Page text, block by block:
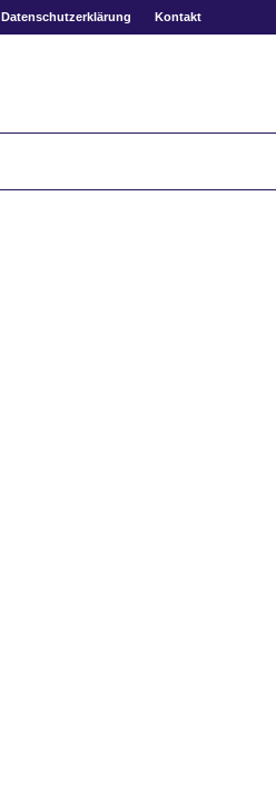
Datenschutzerklärung Kontakt